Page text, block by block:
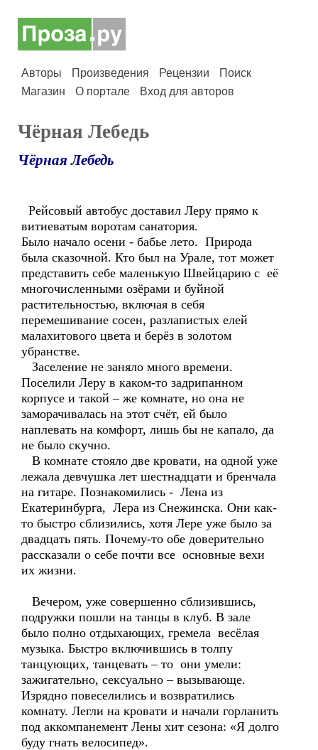
Авторы Произведения Рецензии
Поиск
Магазин
О портале Вход для авторов
Чёрная Лебедь
Чёрная Лебедь
Рейсовый автобус доставил Леру прямо к
витиеватым воротам санатория.
Было начало осени - бабье лето. Природа
была сказочной. Кто был на Урале, тот может
представить себе маленькую Швейцарию с её
многочисленными озёрами и буйной
растительностью, включая в себя
перемешивание сосен, разлапистых елей
малахитового цвета и берёз в золотом
убранстве.
Заселение не заняло много времени.
Поселили Леру в каком-то задрипанном
корпусе и такой – же комнате, но она не
заморачивалась на этот счёт, ей было
наплевать на комфорт, лишь бы не капало, да
не было скучно.
В комнате стояло две кровати, на одной уже
лежала девчушка лет шестнадцати и бренчала
на гитаре. Познакомились - Лена из
Екатеринбурга, Лера из Снежинска. Они как-
то быстро сблизились, хотя Лере уже было за
двадцать пять. Почему-то обе доверительно
рассказали о себе почти все основные вехи
их жизни.
Вечером, уже совершенно сблизившись,
подружки пошли на танцы в клуб. В зале
было полно отдыхающих, гремела весёлая
музыка. Быстро включившись в толпу
танцующих, танцевать – то они умели:
зажигательно, сексуально – вызывающе.
Изрядно повеселились и возвратились
комнату. Легли на кровати и начали горланить
под аккомпанемент Лены хит сезона: «Я долго
буду гнать велосипед».